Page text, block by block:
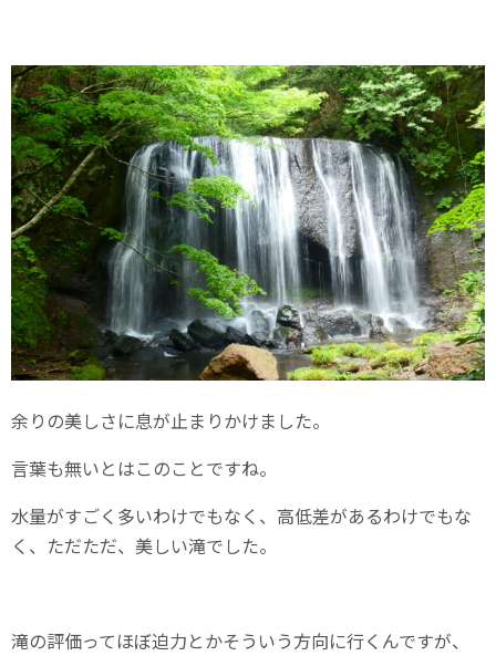
余りの美しさに息が止まりかけました。
言葉も無いとはこのことですね。
水量がすごく多いわけでもなく、高低差があるわけでもな
く、ただただ、美しい滝でした。
滝の評価ってほぼ迫力とかそういう方向に行くんですが、